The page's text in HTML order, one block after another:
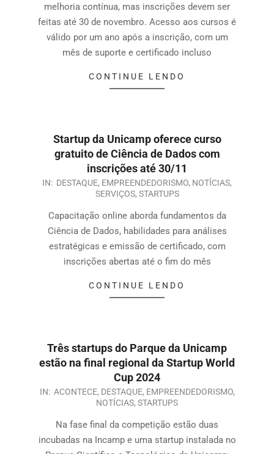
melhoria contínua, mas inscrições devem ser
feitas até 30 de novembro. Acesso aos cursos é
válido por um ano após a inscrição, com um
mês de suporte e certificado incluso
CONTINUE LENDO
Startup da Unicamp oferece curso
gratuito de Ciência de Dados com
inscrições até 30/11
IN: DESTAQUE, EMPREENDEDORISMO, NOTÍCIAS,
SERVIÇOS, STARTUPS
Capacitação online aborda fundamentos da
Ciência de Dados, habilidades para análises
estratégicas e emissão de certificado, com
inscrições abertas até o fim do mês
CONTINUE LENDO
Três startups do Parque da Unicamp
estão na final regional da Startup World
Cup 2024
IN: ACONTECE, DESTAQUE, EMPREENDEDORISMO,
NOTÍCIAS, STARTUPS
Na fase final da competição estão duas
incubadas na Incamp e uma startup instalada no